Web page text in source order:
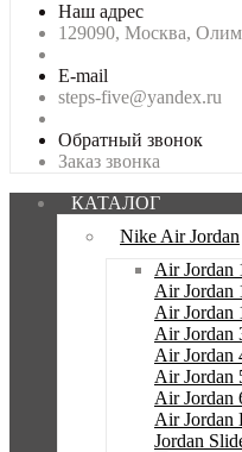
Наш адрес
129090, Москва,
E-mail
steps-five@yandex.ru
Обратный звонок
Заказ звонка
КАТАЛОГ
Nike Air Jordan
Air Jordan
Air Jordan
Air Jordan
Air Jordan
Air Jordan
Air Jordan
Air Jordan
Air Jordan
Jordan